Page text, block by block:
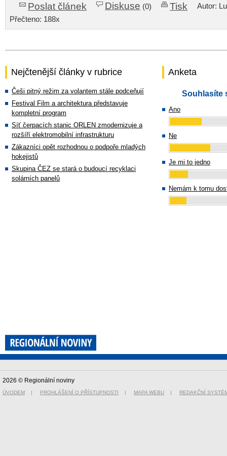
Poslat článek Diskuse (0) Tisk
Autor:
Přečteno: 188x
Nejčtenější články v rubrice
Češi pitný režim za volantem stále podceňují
Festival Film a architektura představuje
kompletní program
Síť čerpacích stanic ORLEN zmodernizuje a
rozšíří elektromobilní infrastrukturu
Zákazníci opět rozhodnou o podpoře mladých
hokejistů
Skupina ČEZ se stará o budoucí recyklaci
solárních panelů
Anketa
Souhlasíte
Ano
Ne
Je mi to jedno
Nemám k tomu
2026 © Regionální noviny
ÚVODEM | PROHLÁŠENÍ O PŘÍSTUPNOSTI | MAPA WEBU | REDAKČNÍ